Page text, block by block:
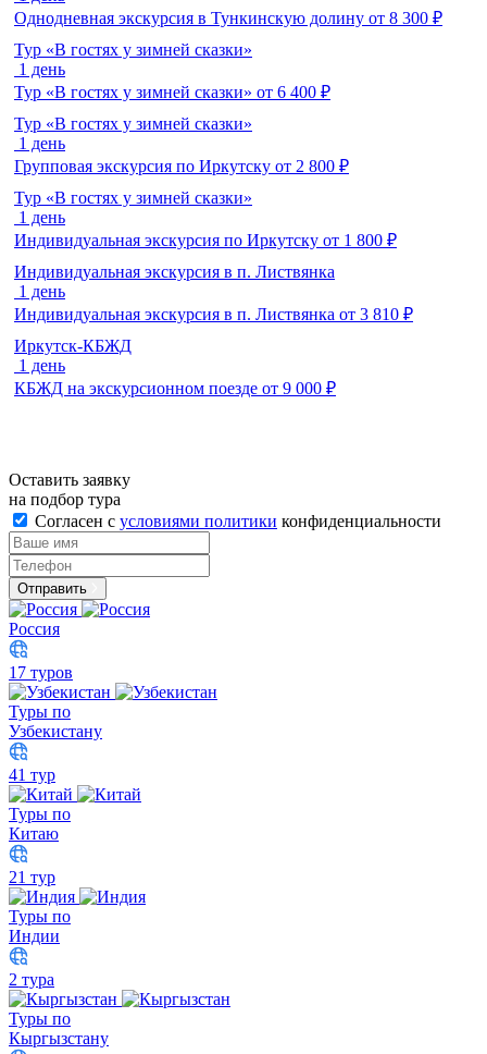
Однодневная экскурсия в Тункинскую долину от 8 300 ₽
Тур «В гостях у зимней сказки»
1 день
Тур «В гостях у зимней сказки» от 6 400 ₽
Тур «В гостях у зимней сказки»
1 день
Групповая экскурсия по Иркутску от 2 800 ₽
Тур «В гостях у зимней сказки»
1 день
Индивидуальная экскурсия по Иркутску от 1 800 ₽
Индивидуальная экскурсия в п. Листвянка
1 день
Индивидуальная экскурсия в п. Листвянка от 3 810 ₽
Иркутск-КБЖД
1 день
КБЖД на экскурсионном поезде от 9 000 ₽
Оставить заявку
на подбор тура
Согласен с условиями политики конфиденциальности
Отправить
Россия
17 туров
Туры по
Узбекистану
41 тур
Туры по
Китаю
21 тур
Туры по
Индии
2 тура
Туры по
Кыргызстану